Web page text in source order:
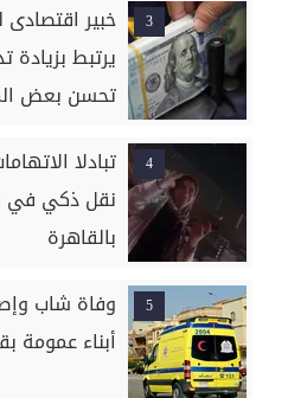
3
خبير
يرتبط
تحسن بعض
4
تبادلا
نقل ذكي في
بالقاهرة
5
وفاة شاب
أبناء عمومة